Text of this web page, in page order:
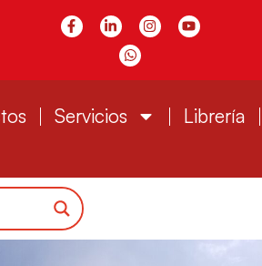
Servicios Librería